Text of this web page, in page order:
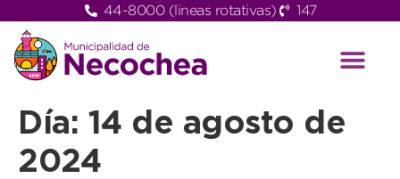
44-8000 (lineas rotativas) 147
Día: 14 de agosto de
2024